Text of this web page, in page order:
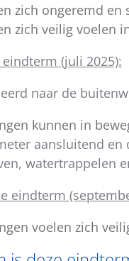
zich ongeremd
zich veilig voelen
(juli 2025):
naar de
kunnen in
aansluitend
watertrappelen
eindterm
voelen zich